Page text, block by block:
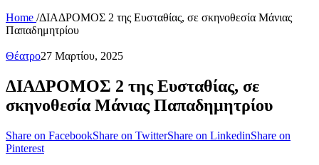
Home /ΔΙΑΔΡΟΜΟΣ 2 της Ευσταθίας, σε σκηνοθεσία Μάνιας
Παπαδημητρίου
Θέατρο27 Μαρτίου, 2025
ΔΙΑΔΡΟΜΟΣ 2 της Ευσταθίας, σε
σκηνοθεσία Μάνιας Παπαδημητρίου
Share on FacebookShare on TwitterShare on LinkedinShare on
Pinterest